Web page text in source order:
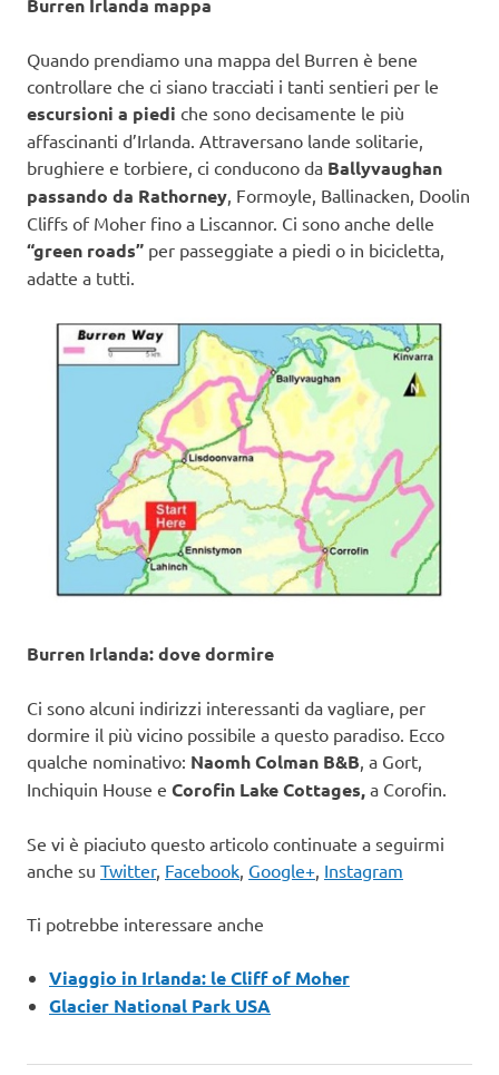
Burren Irlanda mappa
Quando prendiamo una mappa del Burren è bene
controllare che ci siano tracciati i tanti sentieri per le
escursioni a piedi che sono decisamente le più
affascinanti d’Irlanda. Attraversano lande solitarie,
brughiere e torbiere, ci conducono da Ballyvaughan
passando da Rathorney, Formoyle, Ballinacken, Doolin
Cliffs of Moher fino a Liscannor. Ci sono anche delle
“green roads” per passeggiate a piedi o in bicicletta,
adatte a tutti.
Burren Irlanda: dove dormire
Ci sono alcuni indirizzi interessanti da vagliare, per
dormire il più vicino possibile a questo paradiso. Ecco
qualche nominativo: Naomh Colman B&B , a Gort,
Inchiquin House e Corofin Lake Cottages, a Corofin.
Se vi è piaciuto questo articolo continuate a seguirmi
anche su Twitter, Facebook Google+ Instagram
Ti potrebbe interessare anche
Viaggio in Irlanda: le Cliff of Moher
Glacier National Park USA